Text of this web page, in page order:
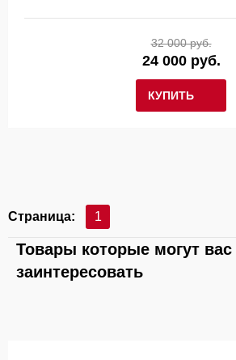
КУПИТЬ
32 000 руб.
24 000 руб.
Страница: 1
Товары которые могут вас
заинтересовать